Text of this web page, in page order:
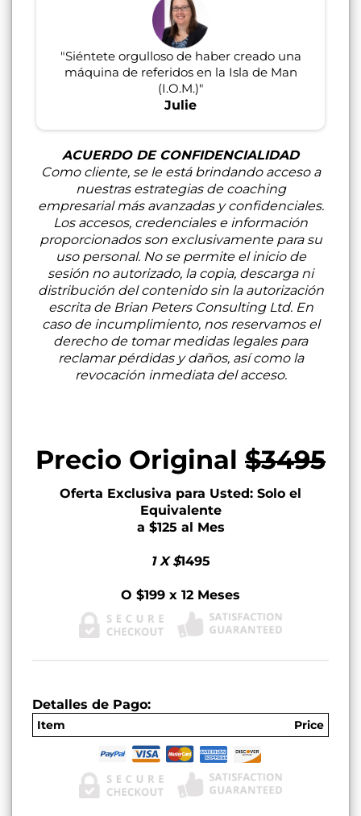
"Siéntete orgulloso de haber creado una
máquina de referidos en la Isla de Man
(I.O.M.)"
Julie
ACUERDO DE CONFIDENCIALIDAD
Como cliente, se le está brindando acceso a
nuestras estrategias de coaching
empresarial más avanzadas y confidenciales.
Los accesos, credenciales e información
proporcionados son exclusivamente para su
uso personal. No se permite el inicio de
sesión no autorizado, la copia, descarga ni
distribución del contenido sin la autorización
escrita de Brian Peters Consulting Ltd. En
caso de incumplimiento, nos reservamos el
derecho de tomar medidas legales para
reclamar pérdidas y daños, así como la
revocación inmediata del acceso.
Precio Original $3495
Oferta Exclusiva para Usted: Solo el
Equivalente
a $125 al Mes
1 X $1495
O $199 x 12 Meses
Detalles de Pago:
Item Price